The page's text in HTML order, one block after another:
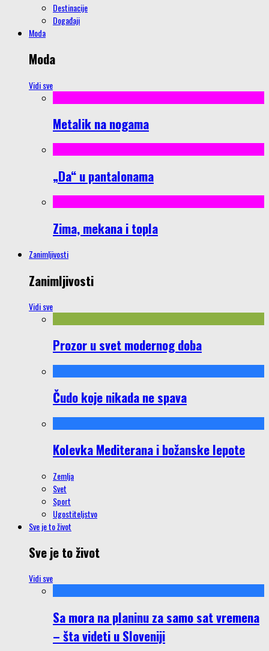
Destinacije
Događaji
Moda
Moda
Vidi sve
Metalik na nogama
„Da“ u pantalonama
Zima, mekana i topla
Zanimljivosti
Zanimljivosti
Vidi sve
Prozor u svet modernog doba
Čudo koje nikada ne spava
Kolevka Mediterana i božanske lepote
Zemlja
Svet
Sport
Ugostiteljstvo
Sve je to život
Sve je to život
Vidi sve
Sa mora na planinu za samo sat vremena
– šta videti u Sloveniji